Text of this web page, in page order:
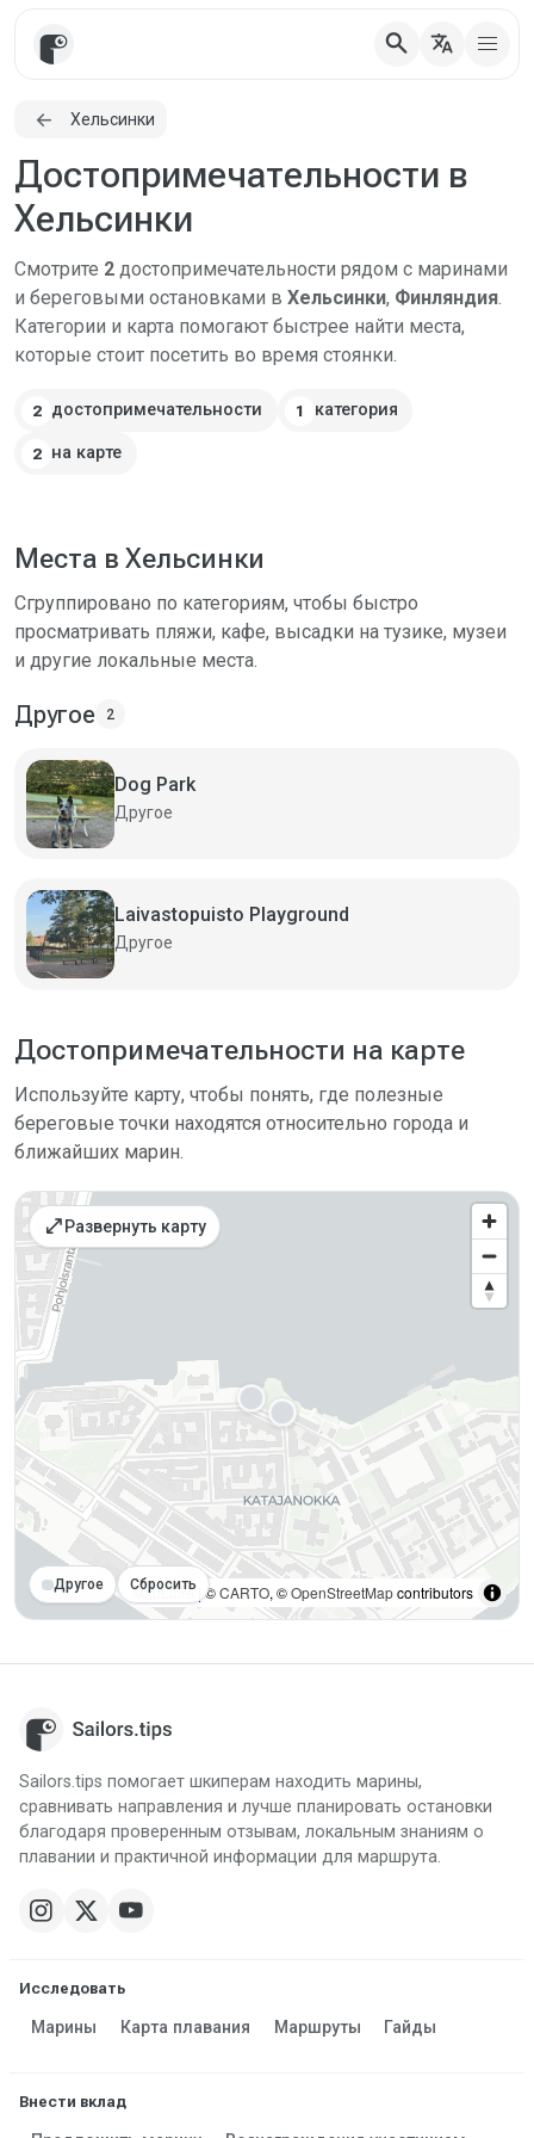
search translate
Хельсинки
Достопримечательности в
Хельсинки
Смотрите 2 достопримечательности рядом с маринами
и береговыми остановками в Хельсинки, Финляндия.
Категории и карта помогают быстрее найти места,
которые стоит посетить во время стоянки.
2 достопримечательности 1 категория
2 на карте
Достопримечательности на карте
Используйте карту, чтобы понять, где полезные
береговые точки находятся относительно города и
ближайших марин.
open_in_full Развернуть карту
MapLibre| ©CARTO, ©OpenStreetMapcontributors
Другое Сбросить
Места в Хельсинки
Сгруппировано по категориям, чтобы быстро
просматривать пляжи, кафе, высадки на тузике, музеи
и другие локальные места.
Другое 2
Dog Park
Другое
Laivastopuisto Playground
Другое
Sailors.tips помогает шкиперам находить марины,
сравнивать направления и лучше планировать остановки
благодаря проверенным отзывам, локальным знаниям о
плавании и практичной информации для маршрута.
Исследовать
Марины Карта плавания Маршруты Гайды
Внести вклад